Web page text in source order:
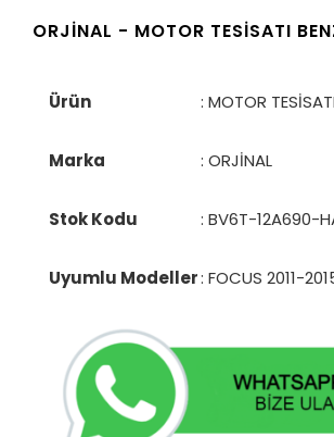
ORJİNAL - MOTOR TESİSATI
Ürün : MOTOR
Marka : ORJİNAL
Stok Kodu : BV6T-12A690-
Uyumlu Modeller: FOCUS 2011-